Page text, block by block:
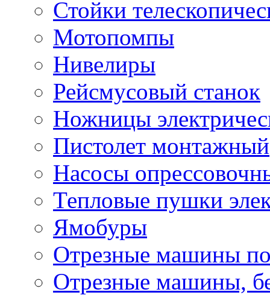
Стойки
Мотопомпы
Нивелиры
Рейсмусовый станок
Ножницы
Пистолет монтажный
Насосы
Тепловые пушки
Ямобуры
Отрезные машины
Отрезные машины,